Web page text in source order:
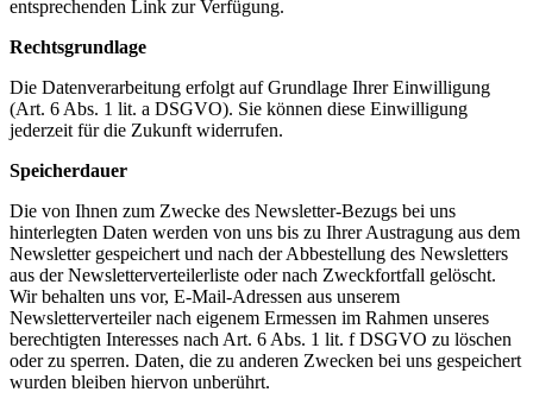
entsprechenden Link zur Verfügung.
Rechtsgrundlage
Die Datenverarbeitung erfolgt auf Grundlage Ihrer Einwilligung
(Art. 6 Abs. 1 lit. a DSGVO). Sie können diese Einwilligung
jederzeit für die Zukunft widerrufen.
Speicherdauer
Die von Ihnen zum Zwecke des Newsletter-Bezugs bei uns
hinterlegten Daten werden von uns bis zu Ihrer Austragung aus dem
Newsletter gespeichert und nach der Abbestellung des Newsletters
aus der Newsletterverteilerliste oder nach Zweckfortfall gelöscht.
Wir behalten uns vor, E-Mail-Adressen aus unserem
Newsletterverteiler nach eigenem Ermessen im Rahmen unseres
berechtigten Interesses nach Art. 6 Abs. 1 lit. f DSGVO zu löschen
oder zu sperren. Daten, die zu anderen Zwecken bei uns gespeichert
wurden bleiben hiervon unberührt.